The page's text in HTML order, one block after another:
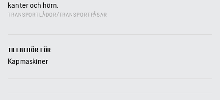
kanter och hörn.
TRANSPORTLÅDOR/TRANSPORTPÅSAR
TILLBEHÖR FÖR
Kapmaskiner